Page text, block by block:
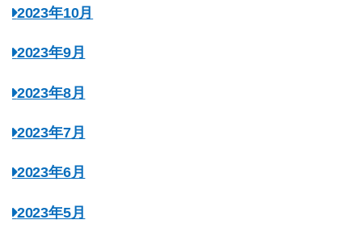
2023年10月
2023年9月
2023年8月
2023年7月
2023年6月
2023年5月